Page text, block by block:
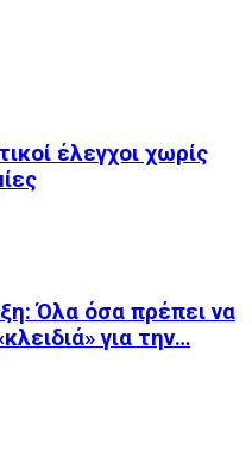
έλεγχοι χωρίς
Όλα όσα πρέπει να
για την…